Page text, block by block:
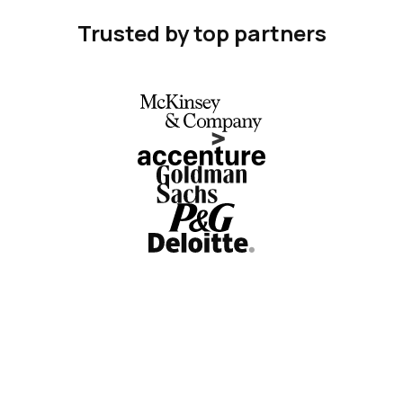
Trusted by top partners